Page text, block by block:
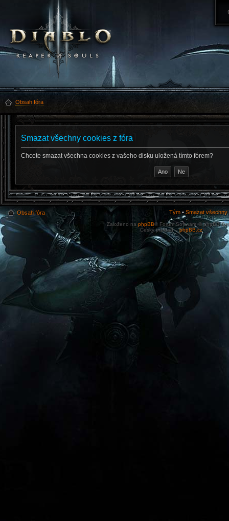
Obsah fóra
Smazat všechny cookies z fóra
Chcete smazat všechna cookies z vašeho disku uložená tímto fórem?
Obsah fóra Tým • Smazat
Založeno na phpBB® Forum Software © phpBB
Český překlad –phpBB.cz